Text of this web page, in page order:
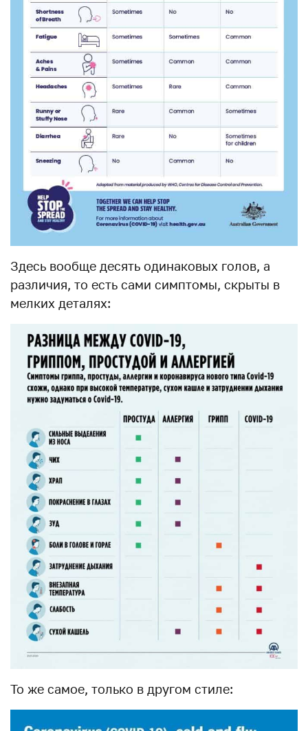
Здесь вообще десять одинаковых голов, а
различия, то есть сами симптомы, скрыты в
мелких деталях:
То же самое, только в другом стиле: